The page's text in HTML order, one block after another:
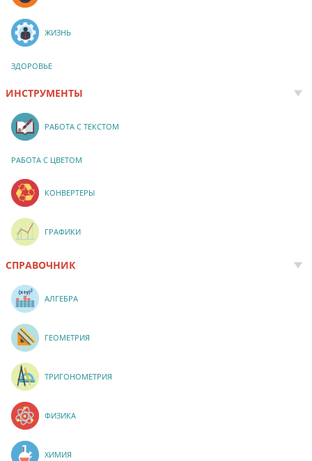
ЖИЗНЬ
ЗДОРОВЬЕ
ИНСТРУМЕНТЫ
РАБОТА С ТЕКСТОМ
РАБОТА С ЦВЕТОМ
КОНВЕРТЕРЫ
ГРАФИКИ
СПРАВОЧНИК
АЛГЕБРА
ГЕОМЕТРИЯ
ТРИГОНОМЕТРИЯ
ФИЗИКА
ХИМИЯ